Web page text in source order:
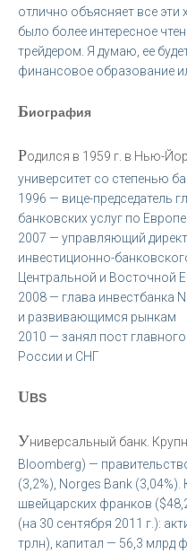
отлично объясняет все эти
было более интересное
трейдером. Я думаю, ее
финансовое образование
Биография
Родился в 1959 г. в Нью-
университет со степенью
1996 — вице-председатель
банковских услуг по
2007 — управляющий
инвестиционно-
Центральной и Восточной
2008 — глава инвестбанка
и развивающимся рынкам
2010 — занял пост
России и СНГ
UBS
Универсальный банк.
Bloomberg) —
(3,2%), Norges Bank
швейцарских франков
(на 30 сентября 2011 г.):
трлн), капитал — 56,3 млрд